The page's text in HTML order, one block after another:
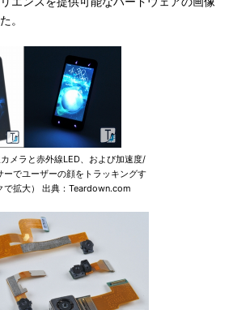
。
メラと赤外線LED、および加速度/
ーでユーザーの顔をトラッキングす
で拡大） 出典：Teardown.com